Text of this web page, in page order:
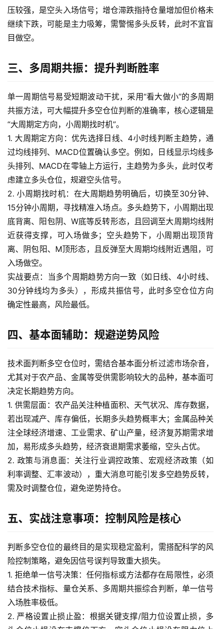
期
货
期
恒
指
期
货
期
货
入
门
期
货
行
情
黄
金
货
压较强，是空头入场信号；增仓滞跌指持仓量增加但价格未
继续下跌，可能是主力吸筹，需警惕多头反转，此时不宜盲
目做空。
三、多周期共振：提升判断胜率
单一周期信号易受短期波动干扰，采用“看大做小”的多周期
共振方法，可大幅提升多空仓位判断的准确率，核心逻辑是
“大周期定方向，小周期找时机”。
1. 大周期定方向：优先选择日线、4小时线判断主趋势，通
过均线排列、MACD位置确认多空。例如，日线显示均线多
头排列、MACD在零轴上方运行，主趋势为多头，此时仅考
虑建立多头仓位，规避空头信号。
2. 小周期找时机：在大周期趋势明确后，切换至30分钟、
15分钟小周期，寻找精准入场点。多头趋势下，小周期出现
底背离、阳包阴、W底等反转形态，且回调至大周期均线附
近获得支撑，可入场做多；空头趋势下，小周期出现顶背
离、阴包阳、M顶形态，且反弹至大周期均线附近遇阻，可
入场做空。
实战要点：当多个周期趋势方向一致（如日线、4小时线、
30分钟线均为多头），形成共振信号，此时多空仓位方向
确定性最高，风险最低。
四、基本面辅助：规避逆势风险
技术面判断多空仓位时，需结合基本面分析过滤市场杂音，
尤其对于农产品、金属等受供需影响较大的品种，基本面可
决定长期趋势方向。
1. 供需层面：农产品关注种植面积、天气状况、库存数据，
若出现减产、库存偏低，长期多头趋势概率大；金属品种关
注全球经济增速、工业需求、矿山产量，经济复苏期需求增
加，易形成多头趋势，经济衰退期需求萎缩，空头占优。
2. 政策与消息面：关注行业调控政策、宏观经济政策（如
利率调整、汇率波动），重大消息可能引发多空趋势反转，
需及时调整仓位，避免逆势持仓。
五、实战注意事项：控制风险是核心
判断多空仓位的最终目的是实现稳定盈利，需搭配科学的风
险控制策略，避免因信号误判导致重大损失。
1. 拒绝单一信号决策：任何指标或方法都存在局限性，必须
结合技术指标、量仓关系、多周期共振综合判断，单一信号
入场胜率极低。
2. 严格设置止损止盈：根据关键支撑/阻力位设置止损，多